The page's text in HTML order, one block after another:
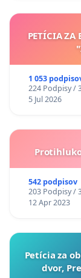
PETÍCIA ZA
1 053
224 Podpisy /
5 Jul 2026
542 podpisov
203 Podpisy /
12 Apr 2023
​Petícia za
dvor,